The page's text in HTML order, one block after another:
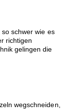
so schwer wie es
richtigen
gelingen die
wegschneiden,